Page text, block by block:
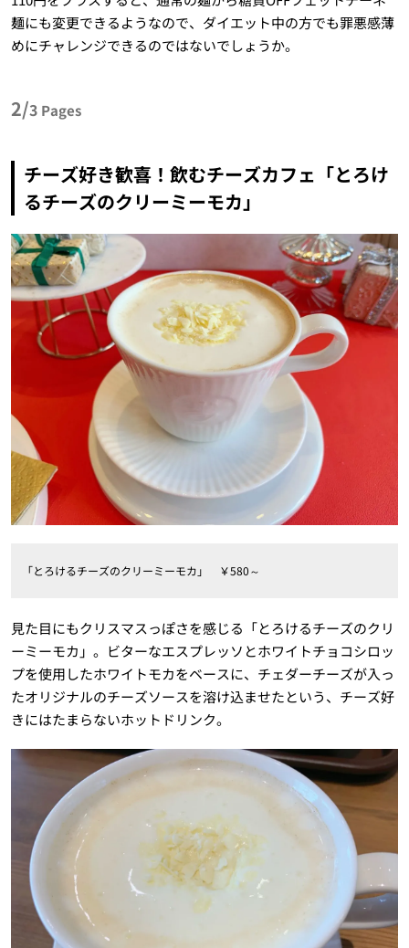
麺にも変更できるようなので、ダイエット中の方でも罪悪感薄
めにチャレンジできるのではないでしょうか。
2/3 Pages
チーズ好き歓喜！飲むチーズカフェ「とろけ
るチーズのクリーミーモカ」
「とろけるチーズのクリーミーモカ」 ￥580～
見た目にもクリスマスっぽさを感じる「とろけるチーズのクリ
ーミーモカ」。ビターなエスプレッソとホワイトチョコシロッ
プを使用したホワイトモカをベースに、チェダーチーズが入っ
たオリジナルのチーズソースを溶け込ませたという、チーズ好
きにはたまらないホットドリンク。